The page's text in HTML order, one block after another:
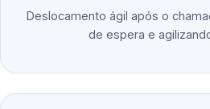
Deslocamento ágil após o
de espera e